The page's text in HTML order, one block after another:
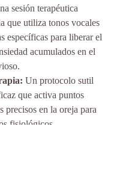
sesión terapéutica
que utiliza tonos vocales
específicas para liberar el
acumulados en el
Un protocolo sutil
que activa puntos
precisos en la oreja para
fisiológicos